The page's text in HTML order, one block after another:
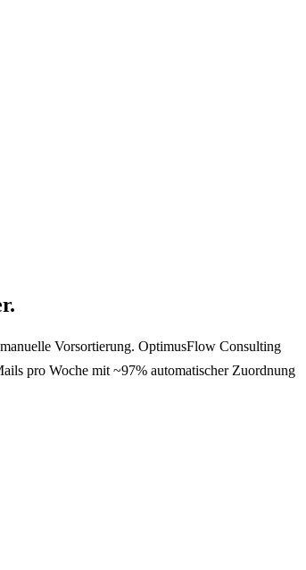
Vorsortierung. OptimusFlow Consulting
pro Woche mit ~97% automatischer Zuordnung